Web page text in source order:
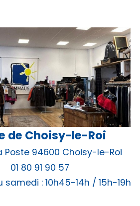
de Choisy-le-Roi
Poste 94600 Choisy-le-Roi
01 80 91 90 57
samedi : 10h45-14h / 15h-19h